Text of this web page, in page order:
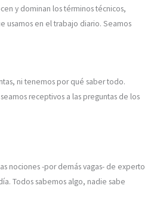
y dominan los términos técnicos,
usamos en el trabajo diario. Seamos
ni tenemos por qué saber todo.
receptivos a las preguntas de los
nociones -por demás vagas- de experto
Todos sabemos algo, nadie sabe